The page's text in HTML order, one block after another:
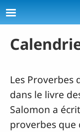
Aller au contenu
Les Proverbes
dans le livre
Salomon a
proverbes que